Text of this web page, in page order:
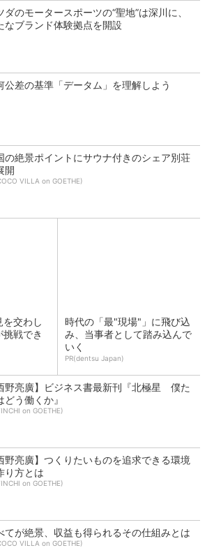
ダのモータースポーツの“聖地”は深川に、
なブランド体験拠点を開設
公差の基準「データム」を理解しよう
の絶景ポイントにサウナ付きのシェア別荘
開
VILLA on GOETHE)
交わし
戦でき
時代の「最"現場"」に飛び込
み、当事者として踏み込んで
いく
PR(dentsu Japan)
野亮廣】ビジネス書最新刊『北極星 僕た
どう働くか』
on GOETHE)
野亮廣】つくりたいものを追求できる環境
り方とは
on GOETHE)
てが絶景、収益も得られるその仕組みとは
VILLA on GOETHE)